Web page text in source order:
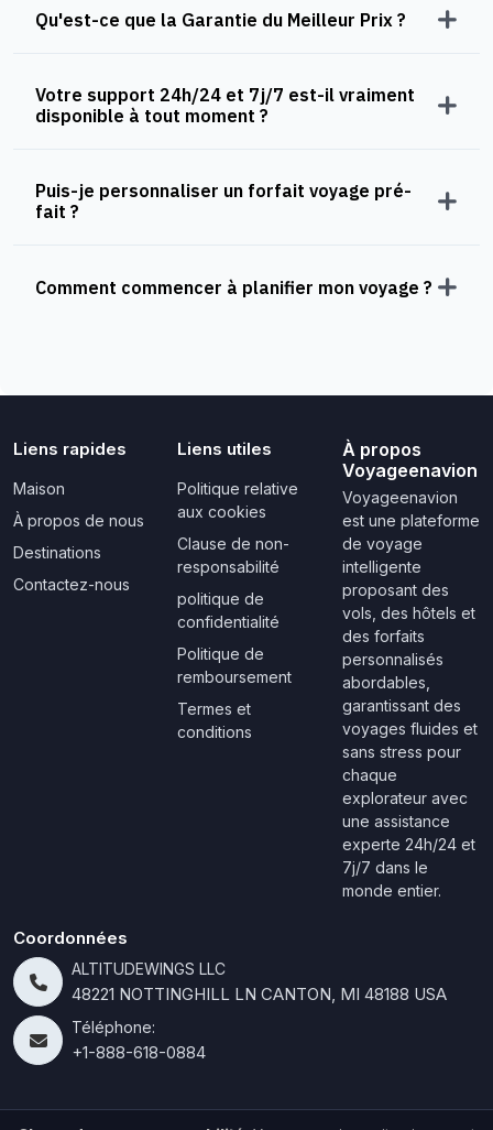
Qu'est-ce que la Garantie du Meilleur Prix ?
Votre support 24h/24 et 7j/7 est-il vraiment
disponible à tout moment ?
Puis-je personnaliser un forfait voyage pré-
fait ?
Comment commencer à planifier mon voyage ?
Liens rapides
Maison
À propos de nous
Destinations
Contactez-nous
Liens utiles
Politique relative
aux cookies
Clause de non-
responsabilité
politique de
confidentialité
Politique de
remboursement
Termes et
conditions
À propos
Voyageenavion
Voyageenavion
est une plateforme
de voyage
intelligente
proposant des
vols, des hôtels et
des forfaits
personnalisés
abordables,
garantissant des
voyages fluides et
sans stress pour
chaque
explorateur avec
une assistance
experte 24h/24 et
7j/7 dans le
monde entier.
Coordonnées
ALTITUDEWINGS LLC
48221 NOTTINGHILL LN CANTON, MI 48188 USA
Téléphone:
+1-888-618-0884